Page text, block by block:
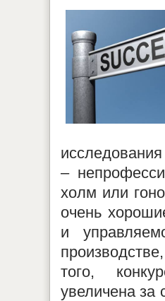
–
холм или
очень
и
того,
увеличена за